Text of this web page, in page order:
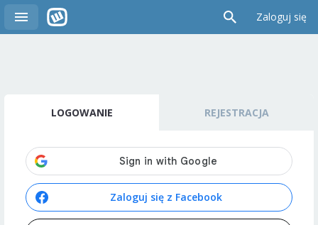
Zaloguj się
LOGOWANIE REJESTRACJA
Zaloguj się z Facebook